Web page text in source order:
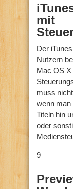
mit
Der
Nutzern
Mac OS X
muss
wenn
Titeln hin
oder
9